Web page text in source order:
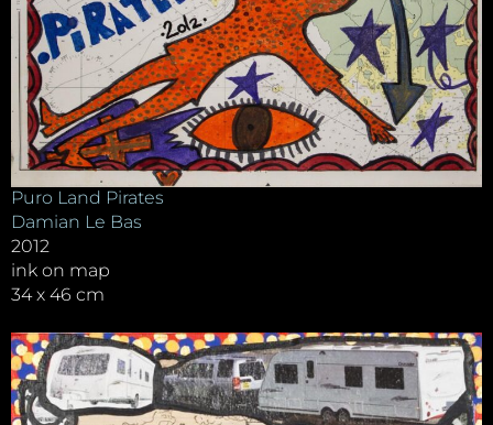
Puro Land Pirates
Damian Le Bas
2012
ink on map
34 x 46 cm